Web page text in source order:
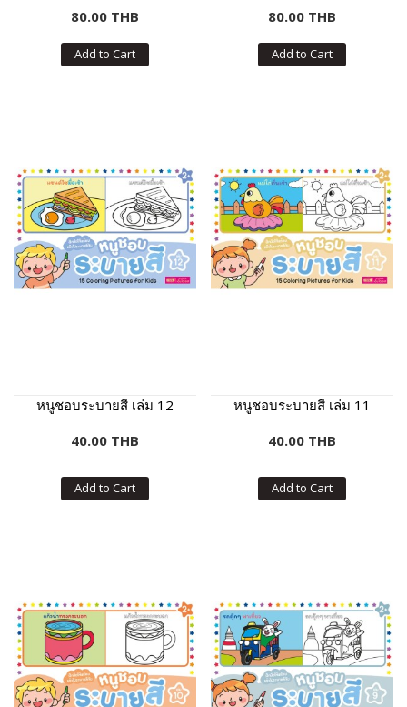
80.00 THB
Add to Cart
80.00 THB
Add to Cart
หนูชอบระบายสี เล่ม 12
40.00 THB
Add to Cart
หนูชอบระบายสี เล่ม 11
40.00 THB
Add to Cart